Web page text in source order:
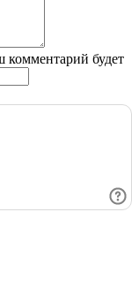
комментарий будет